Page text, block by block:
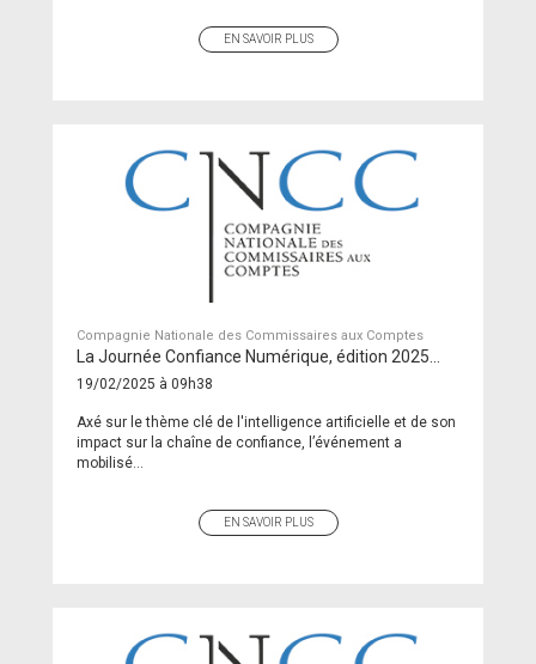
EN SAVOIR PLUS
Compagnie Nationale des Commissaires aux Comptes
La Journée Confiance Numérique, édition 2025…
19/02/2025 à 09h38
Axé sur le thème clé de l'intelligence artificielle et de son
impact sur la chaîne de confiance, l’événement a
mobilisé...
EN SAVOIR PLUS